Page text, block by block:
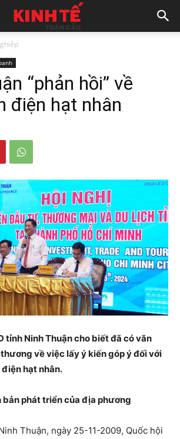
“phản hồi” về
điện hạt nhân
tỉnh Ninh Thuận cho biết đã có văn
về việc lấy ý kiến góp ý đối với
hạt nhân.
bản phát triển của địa phương
Thuận, ngày 25-11-2009, Quốc hội